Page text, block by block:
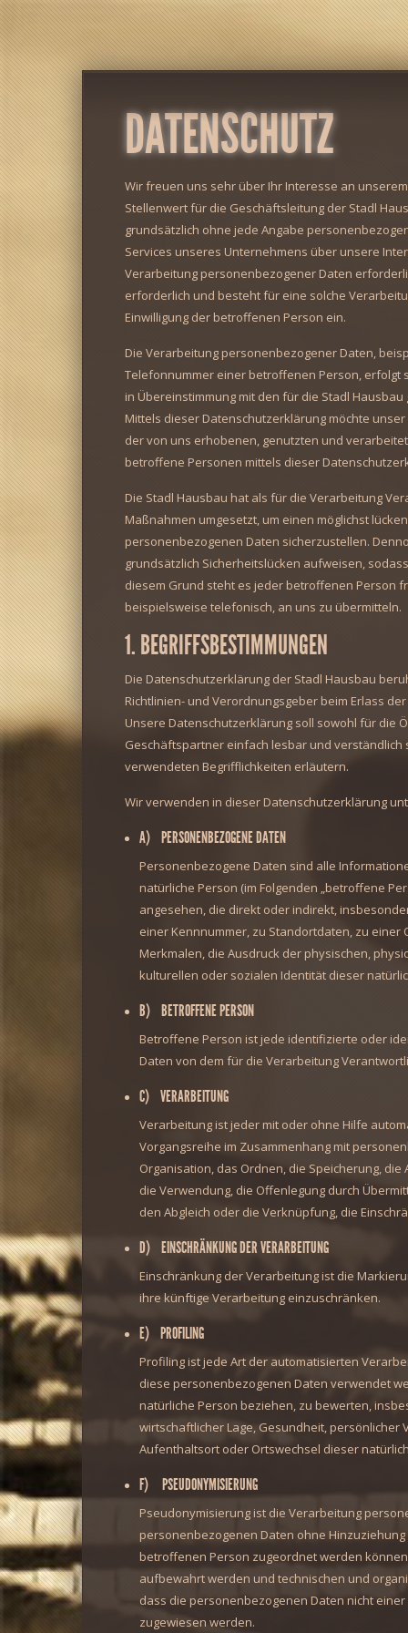
DATENSCHUTZ
Wir freuen uns sehr über Ihr Interesse an
Stellenwert für die Geschäftsleitung der Stadl
grundsätzlich ohne jede Angabe
Services unseres Unternehmens über unsere
Verarbeitung personenbezogener Daten
erforderlich und besteht für eine solche
Einwilligung der betroffenen Person ein.
Die Verarbeitung personenbezogener Daten,
Telefonnummer einer betroffenen Person, erfolgt
in Übereinstimmung mit den für die Stadl
Mittels dieser Datenschutzerklärung möchte
der von uns erhobenen, genutzten und
betroffene Personen mittels dieser
Die Stadl Hausbau hat als für die Verarbeitung
Maßnahmen umgesetzt, um einen möglichst
personenbezogenen Daten sicherzustellen.
grundsätzlich Sicherheitslücken aufweisen,
diesem Grund steht es jeder betroffenen Person
beispielsweise telefonisch, an uns zu übermitteln.
1. BEGRIFFSBESTIMMUNGEN
Die Datenschutzerklärung der Stadl Hausbau
Richtlinien- und Verordnungsgeber beim Erlass
Unsere Datenschutzerklärung soll sowohl für die
Geschäftspartner einfach lesbar und verständlich
verwendeten Begrifflichkeiten erläutern.
Wir verwenden in dieser Datenschutzerklärung
A) PERSONENBEZOGENE DATEN
Personenbezogene Daten sind alle
natürliche Person (im Folgenden „betroffene
angesehen, die direkt oder indirekt,
einer Kennnummer, zu Standortdaten, zu
Merkmalen, die Ausdruck der physischen,
kulturellen oder sozialen Identität dieser
B) BETROFFENE PERSON
Betroffene Person ist jede identifizierte oder
Daten von dem für die Verarbeitung
C) VERARBEITUNG
Verarbeitung ist jeder mit oder ohne Hilfe
Vorgangsreihe im Zusammenhang mit
Organisation, das Ordnen, die Speicherung,
die Verwendung, die Offenlegung durch
den Abgleich oder die Verknüpfung, die
D) EINSCHRÄNKUNG DER VERARBEITUNG
Einschränkung der Verarbeitung ist die
ihre künftige Verarbeitung einzuschränken.
E) PROFILING
Profiling ist jede Art der automatisierten
diese personenbezogenen Daten verwendet
natürliche Person beziehen, zu bewerten,
wirtschaftlicher Lage, Gesundheit, persönlicher
Aufenthaltsort oder Ortswechsel dieser
F) PSEUDONYMISIERUNG
Pseudonymisierung ist die Verarbeitung
personenbezogenen Daten ohne
betroffenen Person zugeordnet werden
aufbewahrt werden und technischen und
dass die personenbezogenen Daten nicht
zugewiesen werden.